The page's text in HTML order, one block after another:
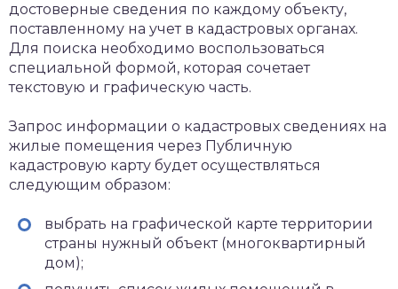
достоверные сведения по каждому объекту,
поставленному на учет в кадастровых органах.
Для поиска необходимо воспользоваться
специальной формой, которая сочетает
текстовую и графическую часть.
Запрос информации о кадастровых сведениях на
жилые помещения через Публичную
кадастровую карту будет осуществляться
следующим образом:
выбрать на графической карте территории
страны нужный объект (многоквартирный
дом);